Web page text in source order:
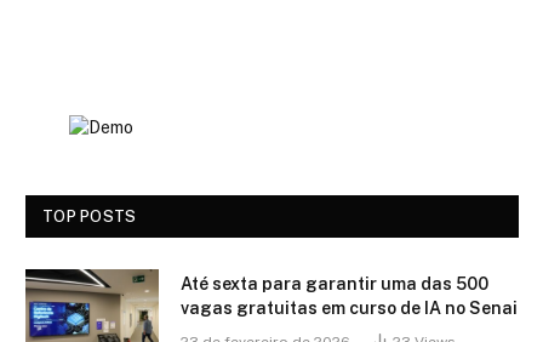
TOP POSTS
Até sexta para garantir uma das 500
vagas gratuitas em curso de IA no Senai